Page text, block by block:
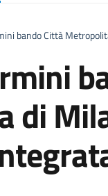
bando Città
di